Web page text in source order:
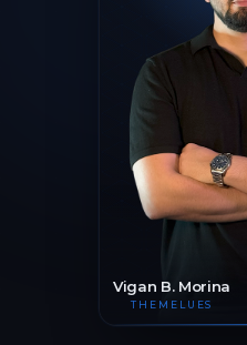
Vigan B. Morina
THEMELUES